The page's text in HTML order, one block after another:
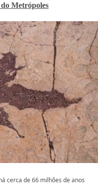
do Metrópoles
cerca de 66 milhões de anos